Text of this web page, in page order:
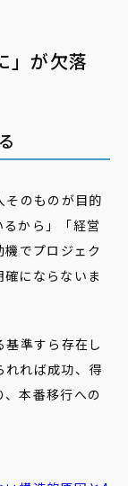
」が欠落
そのものが目的
から」「経営
でプロジェク
にならないま
準すら存在し
れれば成功、得
本番移行への